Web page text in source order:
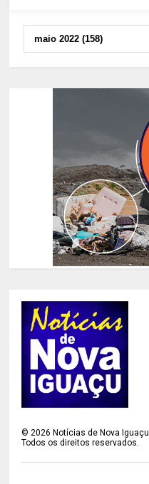
©2026 Notícias de Nova Iguaçu
Todos os direitos reservados.